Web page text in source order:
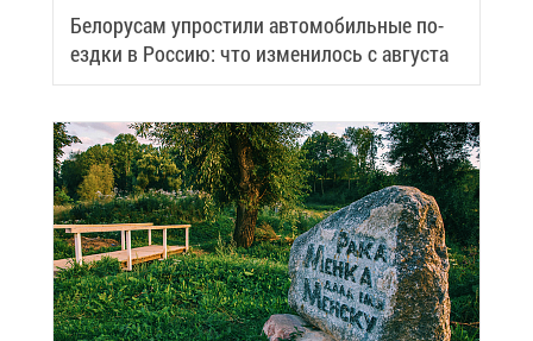
Бе­ло­ру­сам упро­сти­ли ав­то­мо­биль­ные по­
езд­ки в Рос­сию: что из­ме­ни­лось с ав­гу­ста